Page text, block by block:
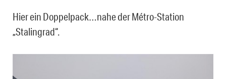
Hier ein Doppelpack…nahe der Métro-Station
„Stalingrad“.